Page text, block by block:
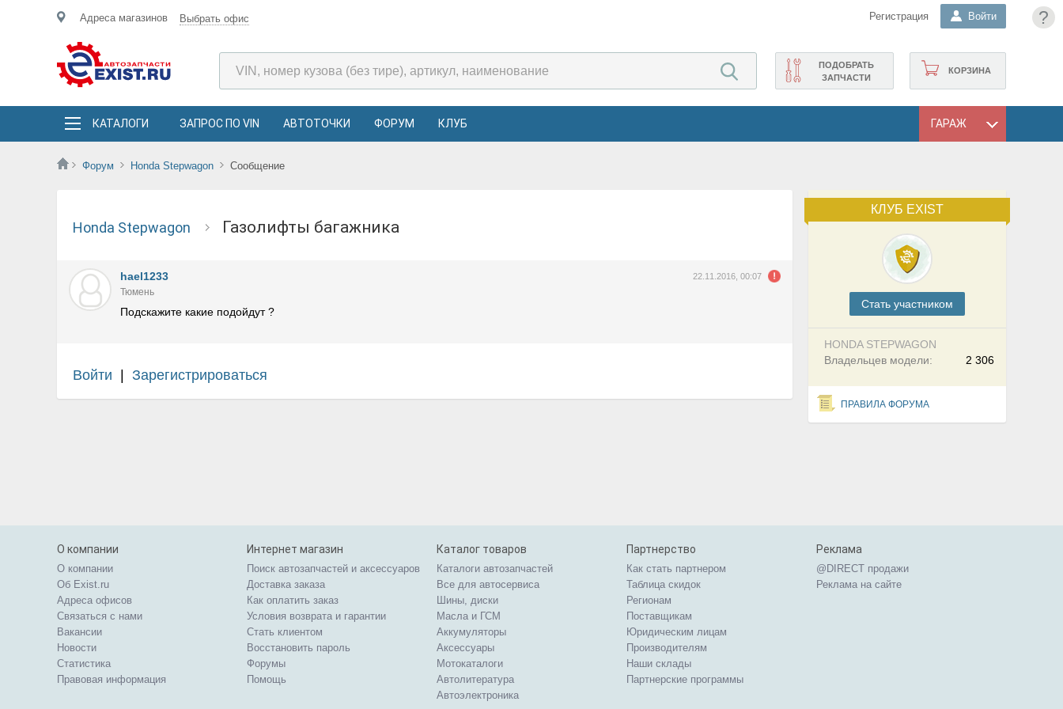
?
Адреса магазинов Выбрать офис Регистрация Войти
КОРЗИНА
ПОДОБРАТЬ
ЗАПЧАСТИ
КАТАЛОГИ ЗАПРОС ПО VIN АВТОТОЧКИ ФОРУМ КЛУБ ГАРАЖ
Форум Honda Stepwagon Сообщение
КЛУБ EXIST
Cтать участником
HONDA STEPWAGON
2 306
Владельцев модели:
ПРАВИЛА ФОРУМА
Honda Stepwagon Газолифты багажника
hael1233 22.11.2016, 00:07
Тюмень
Подскажите какие подойдут ?
Войти Зарегистрироваться
О компании
О компании
Об Exist.ru
Адреса офисов
Связаться с нами
Вакансии
Новости
Статистика
Правовая информация
Интернет магазин
Поиск автозапчастей и аксессуаров
Доставка заказа
Как оплатить заказ
Условия возврата и гарантии
Стать клиентом
Восстановить пароль
Форумы
Помощь
Каталог товаров
Каталоги автозапчастей
Все для автосервиса
Шины, диски
Масла и ГСМ
Аккумуляторы
Аксессуары
Мотокаталоги
Автолитература
Автоэлектроника
Партнерство
Как стать партнером
Таблица скидок
Регионам
Поставщикам
Юридическим лицам
Производителям
Наши склады
Партнерские программы
Реклама
@DIRECT продажи
Реклама на сайте